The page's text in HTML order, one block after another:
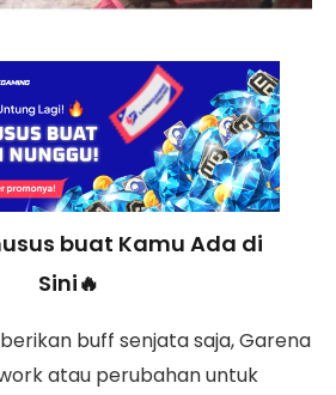
buat Kamu Ada di
Sini🔥
buff senjata saja, Garena
atau perubahan untuk